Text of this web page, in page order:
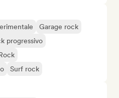
Garage rock
progressivo
Surf rock